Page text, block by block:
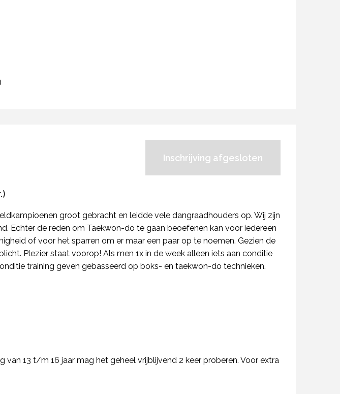
Inschrijving afgesloten
groot gebracht en leidde vele dangraadhouders op. Wij zijn
Echter de reden om Taekwon-do te gaan beoefenen kan voor iedereen
of voor het sparren om er maar een paar op te noemen. Gezien de
Plezier staat voorop! Als men 1x in de week alleen iets aan conditie
training geven gebasseerd op boks- en taekwon-do technieken.
13 t/m 16 jaar mag het geheel vrijblijvend 2 keer proberen. Voor extra